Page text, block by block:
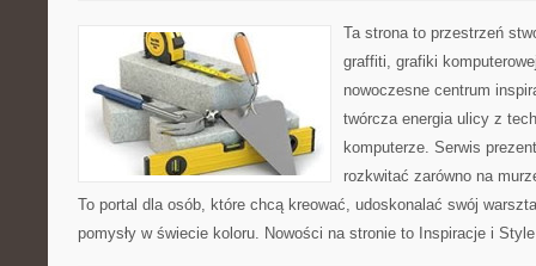
Ta strona to przestrzeń
graffiti, grafiki
nowoczesne centrum
twórcza energia ulicy z
komputerze. Serwis
rozkwitać zarówno na
To portal dla osób, które chcą kreować, udoskonalać swój
pomysły w świecie koloru. Nowości na stronie to Inspiracje i